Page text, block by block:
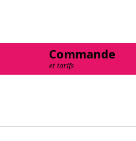
Commande
et tarifs